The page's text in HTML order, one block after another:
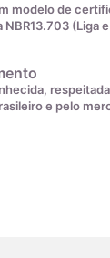
É
o zircão, um
custo,
zircônia cúbica
modelo de
NBR13.703 (Liga
e pelo